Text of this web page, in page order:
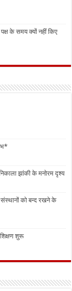
के समय क्यों नहीं किए
झांकी के मनोरम दृश्य
को बन्द रखने के
शुरू